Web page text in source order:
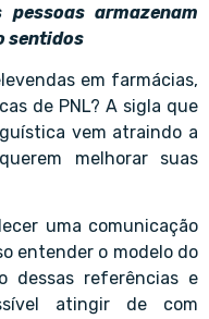
armazenam
sentidos
em farmácias,
de PNL? A sigla que
vem atraindo a
melhorar suas
uma comunicação
entender o modelo do
dessas referências e
atingir de com